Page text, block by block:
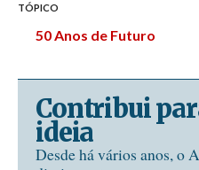
TÓPICO
50 Anos de Futuro
Contribui
ideia
Desde há vários anos, o